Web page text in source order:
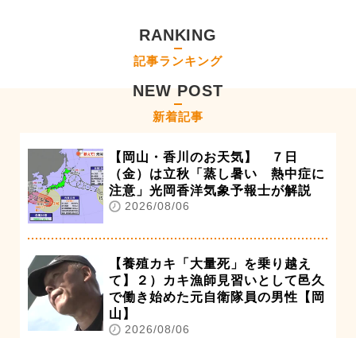
RANKING
記事ランキング
NEW POST
新着記事
【岡山・香川のお天気】 ７日
（金）は立秋「蒸し暑い 熱中症に
注意」光岡香洋気象予報士が解説
2026/08/06
【養殖カキ「大量死」を乗り越え
て】２）カキ漁師見習いとして邑久
で働き始めた元自衛隊員の男性【岡
山】
2026/08/06